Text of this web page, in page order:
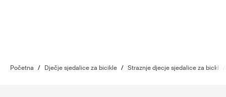
Početna / Dječje sjedalice za bicikle / Straznje djecje sjedalice za bickl /